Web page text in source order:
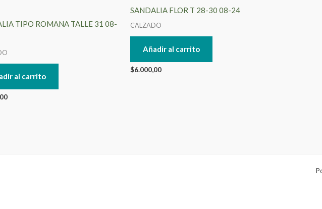
TIPO ROMANA TALLE 31 08-
al carrito
SANDALIA FLOR T 28-30 08-24
CALZADO
Añadir al carrito
$6.000,00